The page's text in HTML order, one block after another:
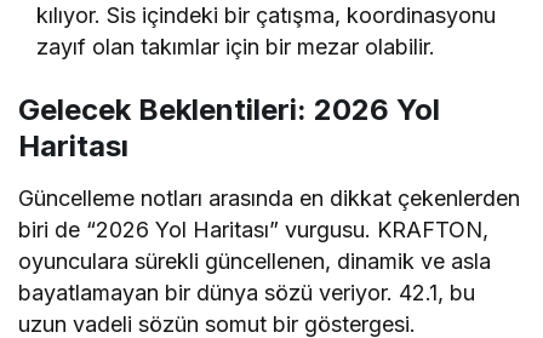
kılıyor. Sis içindeki bir çatışma, koordinasyonu
zayıf olan takımlar için bir mezar olabilir.
Gelecek Beklentileri: 2026 Yol
Haritası
Güncelleme notları arasında en dikkat çekenlerden
biri de “2026 Yol Haritası” vurgusu. KRAFTON,
oyunculara sürekli güncellenen, dinamik ve asla
bayatlamayan bir dünya sözü veriyor. 42.1, bu
uzun vadeli sözün somut bir göstergesi.